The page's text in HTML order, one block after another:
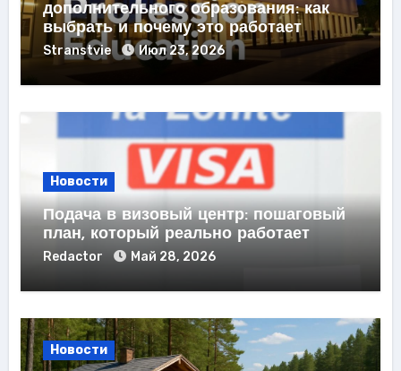
дополнительного образования: как
выбрать и почему это работает
Stranstvie Июл 23, 2026
Новости
Подача в визовый центр: пошаговый
план, который реально работает
Redactor Май 28, 2026
Новости